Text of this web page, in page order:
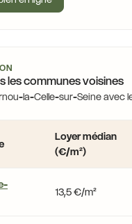
les communes voisines
la-Celle-sur-Seine avec
Loyer médian
(€/m²)
13,5 €/m²